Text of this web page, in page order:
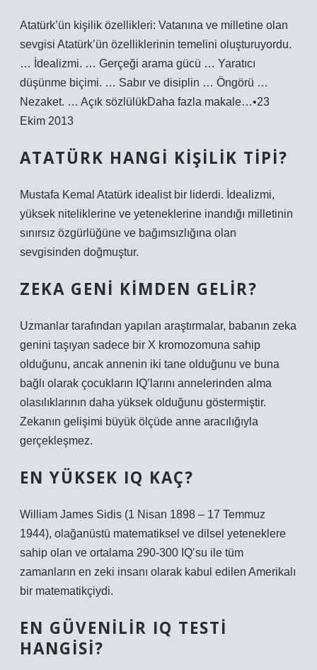
Atatürk’ün kişilik özellikleri: Vatanına ve milletine olan
sevgisi Atatürk’ün özelliklerinin temelini oluşturuyordu.
… İdealizmi. … Gerçeği arama gücü … Yaratıcı
düşünme biçimi. … Sabır ve disiplin … Öngörü …
Nezaket. … Açık sözlülükDaha fazla makale…•23
Ekim 2013
ATATÜRK HANGI KIŞILIK TIPI?
Mustafa Kemal Atatürk idealist bir liderdi. İdealizmi,
yüksek niteliklerine ve yeteneklerine inandığı milletinin
sınırsız özgürlüğüne ve bağımsızlığına olan
sevgisinden doğmuştur.
ZEKA GENI KIMDEN GELIR?
Uzmanlar tarafından yapılan araştırmalar, babanın zeka
genini taşıyan sadece bir X kromozomuna sahip
olduğunu, ancak annenin iki tane olduğunu ve buna
bağlı olarak çocukların IQ’larını annelerinden alma
olasılıklarının daha yüksek olduğunu göstermiştir.
Zekanın gelişimi büyük ölçüde anne aracılığıyla
gerçekleşmez.
EN YÜKSEK IQ KAÇ?
William James Sidis (1 Nisan 1898 – 17 Temmuz
1944), olağanüstü matematiksel ve dilsel yeteneklere
sahip olan ve ortalama 290-300 IQ’su ile tüm
zamanların en zeki insanı olarak kabul edilen Amerikalı
bir matematikçiydi.
EN GÜVENILIR IQ TESTI
HANGISI?